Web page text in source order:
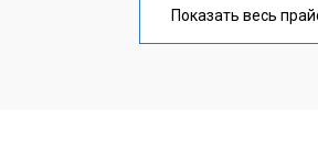
Чистка матрицы от
Показать весь